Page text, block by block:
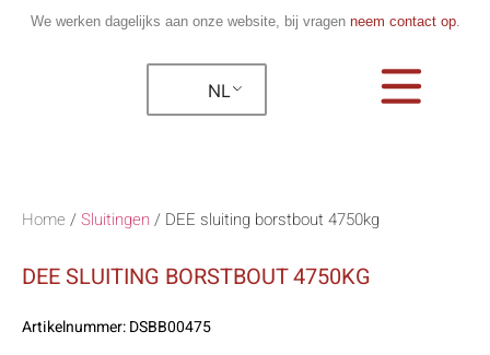
We werken dagelijks aan onze website, bij vragen neem contact op.
NL
Home /Sluitingen / DEE sluiting borstbout 4750kg
DEE SLUITING BORSTBOUT 4750KG
Artikelnummer:DSBB00475